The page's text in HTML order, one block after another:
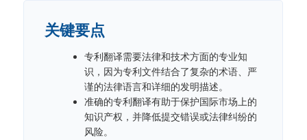
关键要点
专利翻译需要法律和技术方面的专业知
识，因为专利文件结合了复杂的术语、严
谨的法律语言和详细的发明描述。
准确的专利翻译有助于保护国际市场上的
知识产权，并降低提交错误或法律纠纷的
风险。